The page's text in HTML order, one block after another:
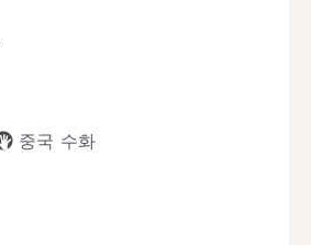
중국 수화